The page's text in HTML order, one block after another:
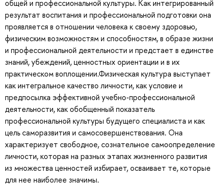
общей и профессиональной культуры. Как интегрированный
результат воспитания и профессиональной подготовки она
проявляется в отношении человека к своему здоровью,
физическим возможностям и способностям, в образе жизни
и профессиональной деятельности и предстает в единстве
знаний, убеждений, ценностных ориентации и в их
практическом воплощении.Физическая культура выступает
как интегральное качество личности, как условие и
предпосылка эффективной учебно-профессиональной
деятельности, как обобщенный показатель
профессиональной культуры будущего специалиста и как
цель саморазвития и самосовершенствования. Она
характеризует свободное, сознательное самоопределение
личности, которая на разных этапах жизненного развития
из множества ценностей избирает, осваивает те, которые
для нее наиболее значимы.